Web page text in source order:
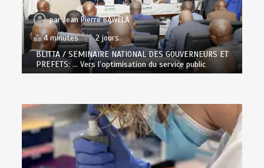
parJean Pierre BAWELA
4 minutes
2 jours
BLITTA / SEMINAIRE NATIONAL DES GOUVERNEURS ET
PREFETS: … Vers l’optimisation du service public